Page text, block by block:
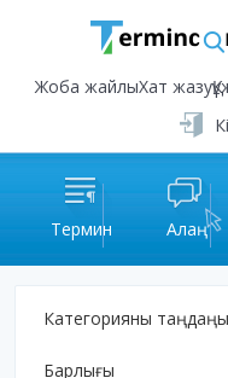
Жоба жайлыХат жазу
Термин Алаң
Категорияны
Барлығы